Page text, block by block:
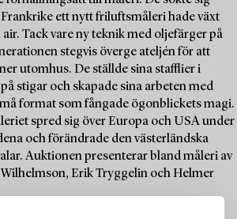
ett nytt friluftsmåleri hade växt
Tack vare ny teknik med oljefärger på
stegvis överge ateljén för att
utomhus. De ställde sina stafflier i
stigar och skapade sina arbeten med
format som fångade ögonblickets magi.
spred sig över Europa och USA under
och förändrade den västerländska
Auktionen presenterar bland måleri av
Erik Tryggelin och Helmer